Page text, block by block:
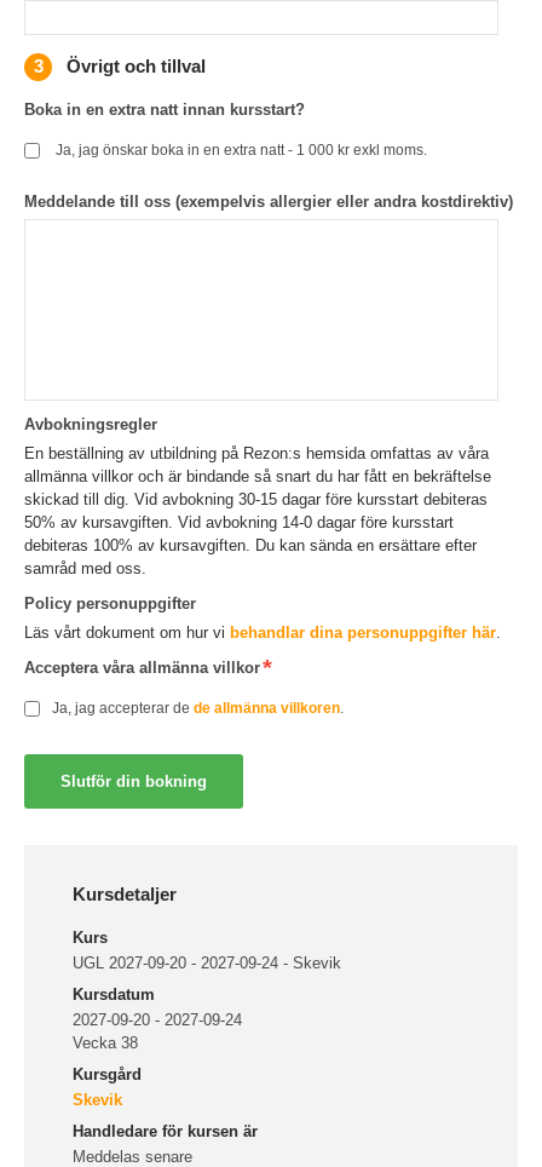
Övrigt och tillval
Boka in en extra natt innan kursstart?
Ja, jag önskar boka in en extra natt - 1 000 kr exkl moms.
Meddelande till oss (exempelvis allergier eller andra kostdirektiv)
Avbokningsregler
En beställning av utbildning på Rezon:s hemsida omfattas av våra
allmänna villkor och är bindande så snart du har fått en bekräftelse
skickad till dig. Vid avbokning 30-15 dagar före kursstart debiteras
50% av kursavgiften. Vid avbokning 14-0 dagar före kursstart
debiteras 100% av kursavgiften. Du kan sända en ersättare efter
samråd med oss.
Policy personuppgifter
Läs vårt dokument om hur vi behandlar dina personuppgifter här.
Acceptera våra allmänna villkor
Ja, jag accepterar de de allmänna villkoren
Kursdetaljer
Kurs
UGL 2027-09-20 - 2027-09-24 - Skevik
Kursdatum
2027-09-20 - 2027-09-24
Vecka 38
Kursgård
Skevik
Handledare för kursen är
Meddelas senare